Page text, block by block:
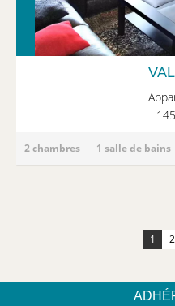
2 chambres 1 salle de bains
1 2